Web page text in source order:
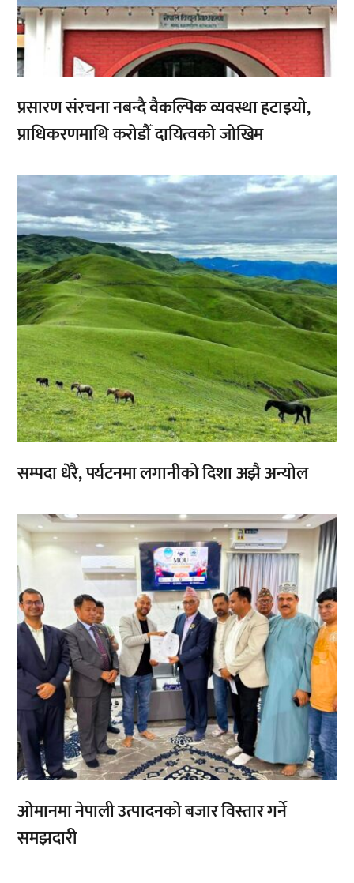
प्रसारण संरचना नबन्दै वैकल्पिक व्यवस्था हटाइयो,
प्राधिकरणमाथि करोडौँ दायित्वको जोखिम
,
सम्पदा धेरै, पर्यटनमा लगानीको दिशा अझै अन्योल
,,
ओमानमा नेपाली उत्पादनको बजार विस्तार गर्ने
समझदारी